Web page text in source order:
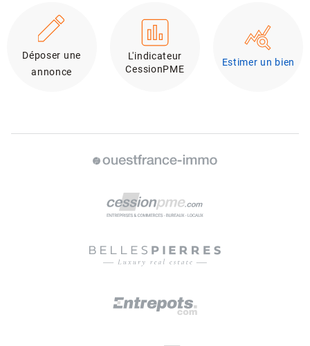
Déposer une
annonce
L'indicateur
CessionPME
Estimer un bien